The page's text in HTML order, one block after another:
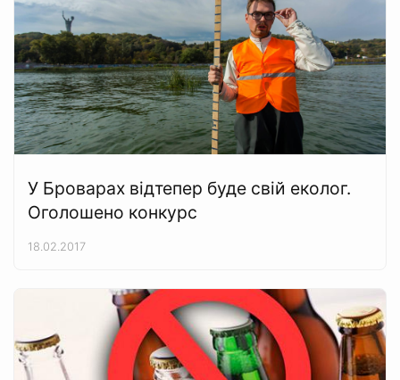
У Броварах відтепер буде свій еколог.
Оголошено конкурс
18.02.2017